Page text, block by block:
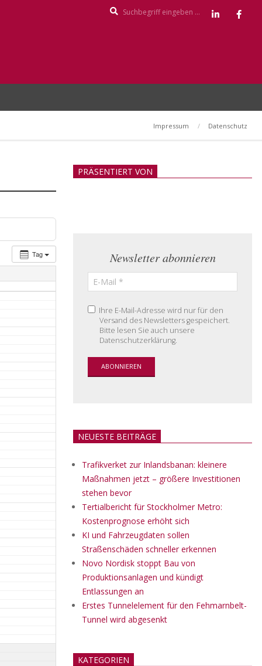
Impressum Datenschutz
Tag
PRÄSENTIERT VON
Newsletter abonnieren
Ihre E-Mail-Adresse wird nur für den
Versand des Newsletters gespeichert.
Bitte lesen Sie auch unsere
Datenschutzerklärung.
NEUESTE BEITRÄGE
Trafikverket zur Inlandsbanan: kleinere
Maßnahmen jetzt – größere Investitionen
stehen bevor
Tertialbericht für Stockholmer Metro:
Kostenprognose erhöht sich
KI und Fahrzeugdaten sollen
Straßenschäden schneller erkennen
Novo Nordisk stoppt Bau von
Produktionsanlagen und kündigt
Entlassungen an
Erstes Tunnelelement für den Fehmarnbelt-
Tunnel wird abgesenkt
KATEGORIEN